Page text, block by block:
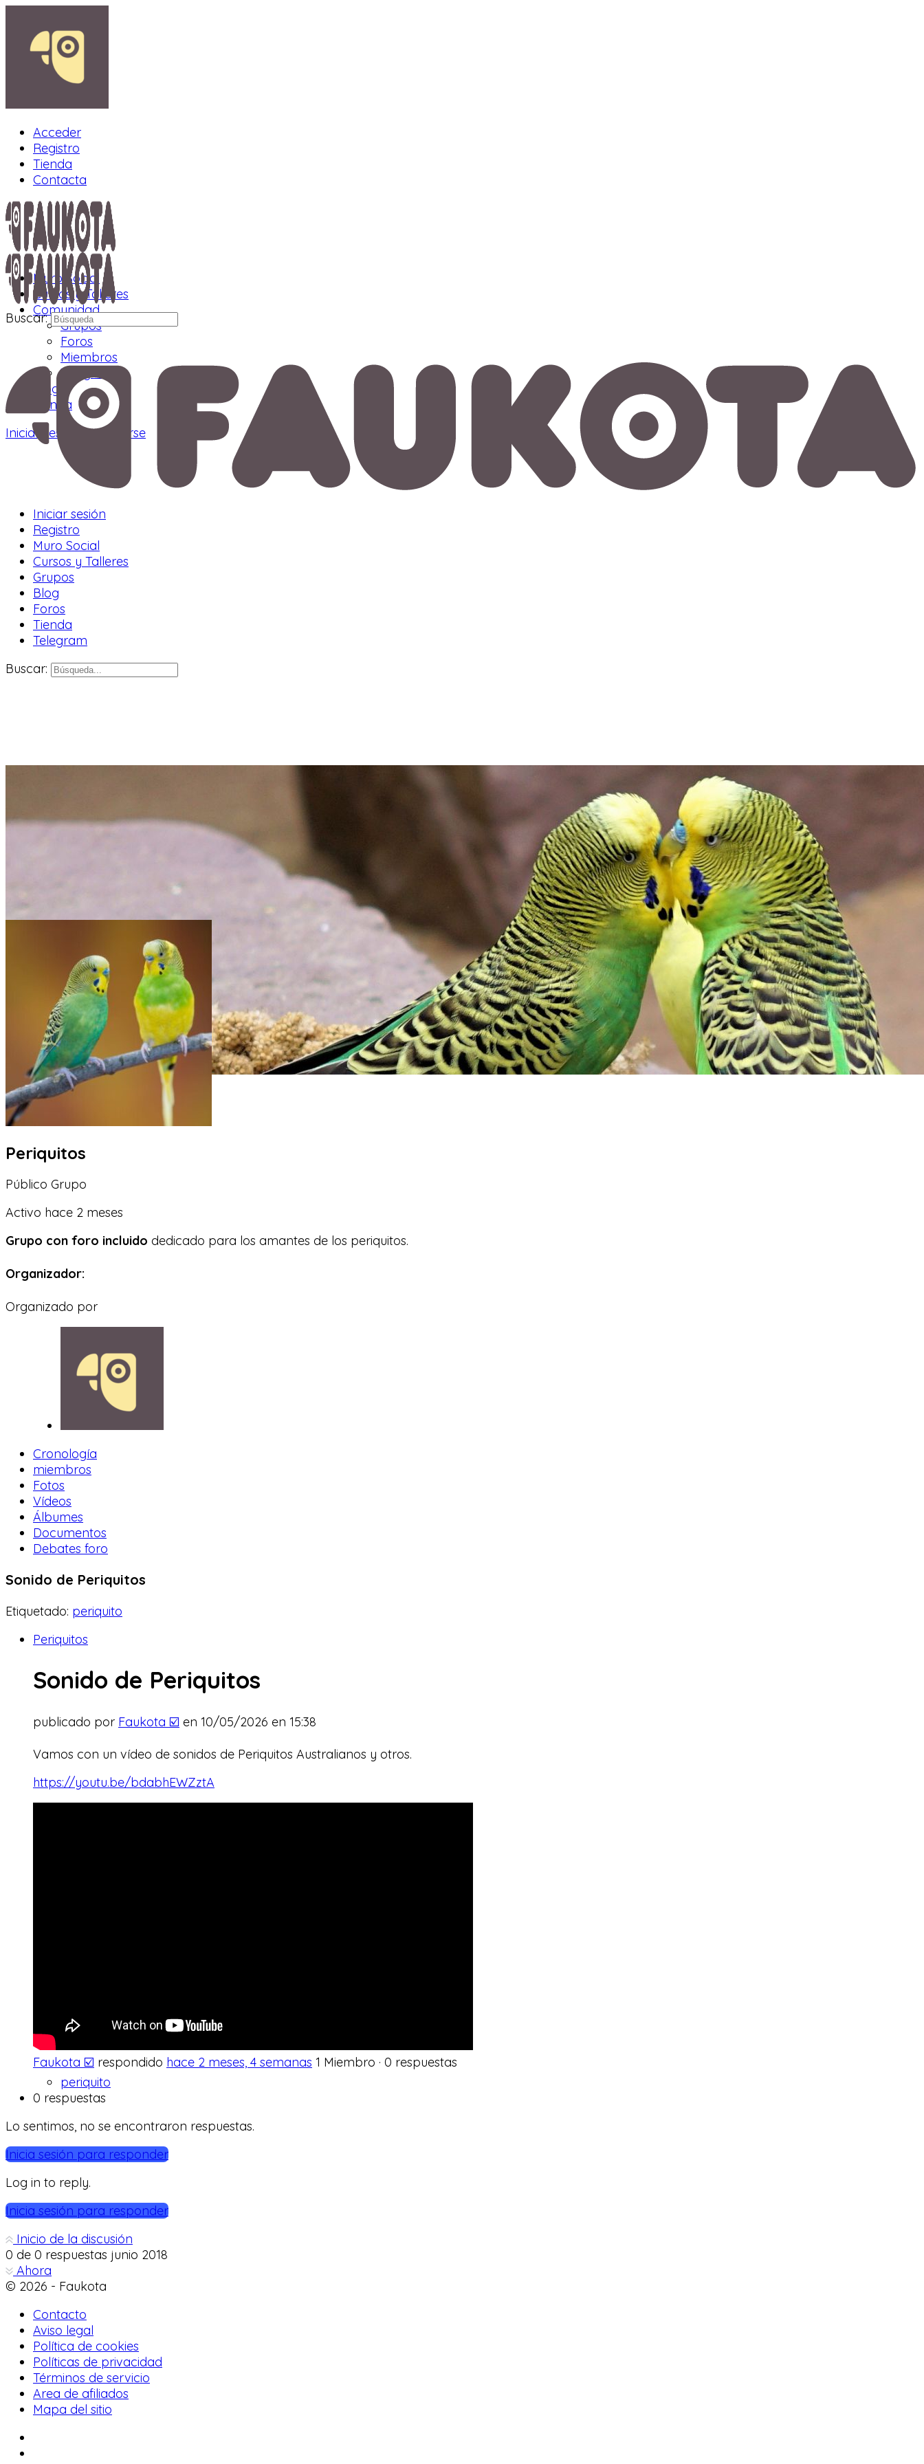
Acceder
Registro
Tienda
Contacta
Muro Social
Cursos y Talleres
Comunidad
Grupos
Foros
Miembros
Telegram
Blog
Tienda
Iniciar sesión
Registrarse
Buscar:
Iniciar sesión
Registro
Muro Social
Cursos y Talleres
Grupos
Blog
Foros
Tienda
Telegram
Buscar:
Periquitos
Público Grupo
Activo hace 2 meses
Grupo con foro incluido dedicado para los amantes de los periquitos.
Organizador:
Organizado por
Cronología
miembros
Fotos
Vídeos
Álbumes
Documentos
Debates foro
Sonido de Periquitos
Etiquetado: periquito
Periquitos
Sonido de Periquitos
publicado por Faukota ☑️ en 10/05/2026 en 15:38
Vamos con un vídeo de sonidos de Periquitos Australianos y otros.
https://youtu.be/bdabhEWZztA
Faukota ☑️ respondido hace 2 meses, 4 semanas 1 Miembro · 0 respuestas
periquito
0 respuestas
Lo sentimos, no se encontraron respuestas.
Inicia sesión para responder
Log in to reply.
Inicia sesión para responder
Inicio de la discusión
0 de 0 respuestas junio 2018
Ahora
© 2026 - Faukota
Contacto
Aviso legal
Política de cookies
Políticas de privacidad
Términos de servicio
Area de afiliados
Mapa del sitio